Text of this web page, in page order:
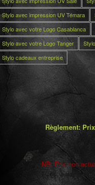
Stylo avec impression UV Témara
Stylo avec votre Logo Casablanca
Stylo avec votre Logo Tanger
Stylo cadeaux entreprise
Règlement:
NB: Prix non